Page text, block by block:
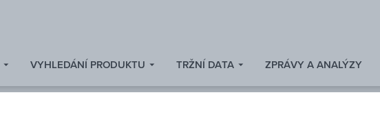
VYHLEDÁNÍ PRODUKTU TRŽNÍ DATA ZPRÁVY A ANALÝZY